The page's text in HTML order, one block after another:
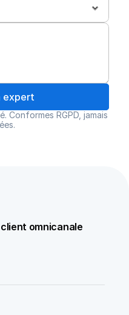
expert
Conformes RGPD, jamais
omnicanale